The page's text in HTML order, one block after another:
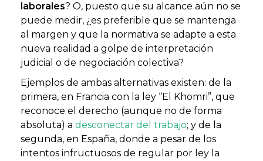
laborales? O, puesto que su alcance aún no se
puede medir, ¿es preferible que se mantenga
al margen y que la normativa se adapte a esta
nueva realidad a golpe de interpretación
judicial o de negociación colectiva?
Ejemplos de ambas alternativas existen: de la
primera, en Francia con la ley “El Khomri”, que
reconoce el derecho (aunque no de forma
absoluta) a desconectar del trabajo; y de la
segunda, en España, donde a pesar de los
intentos infructuosos de regular por ley la